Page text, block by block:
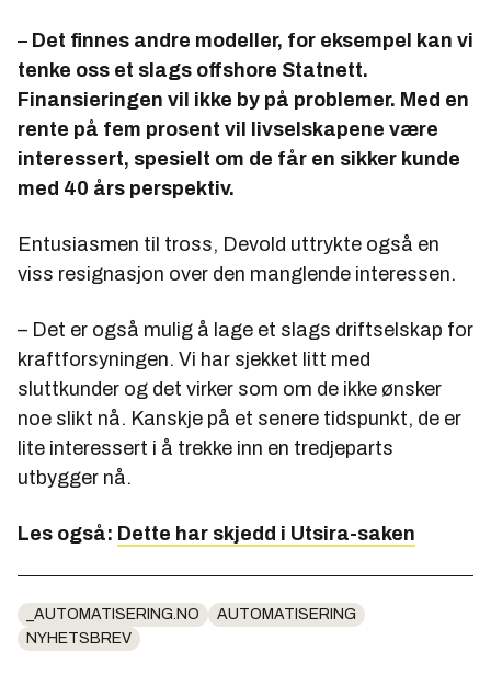
– Det finnes andre modeller, for eksempel kan vi
tenke oss et slags offshore Statnett.
Finansieringen vil ikke by på problemer. Med en
rente på fem prosent vil livselskapene være
interessert, spesielt om de får en sikker kunde
med 40 års perspektiv.
Entusiasmen til tross, Devold uttrykte også en
viss resignasjon over den manglende interessen.
– Det er også mulig å lage et slags driftselskap for
kraftforsyningen. Vi har sjekket litt med
sluttkunder og det virker som om de ikke ønsker
noe slikt nå. Kanskje på et senere tidspunkt, de er
lite interessert i å trekke inn en tredjeparts
utbygger nå.
Les også: Dette har skjedd i Utsira-saken
_AUTOMATISERING.NO
AUTOMATISERING
NYHETSBREV